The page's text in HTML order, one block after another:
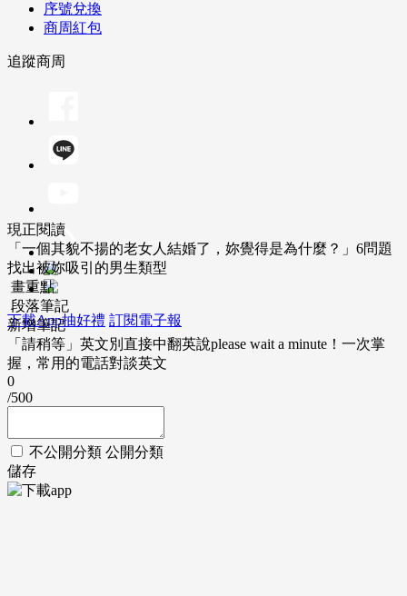
序號兌換
商周紅包
追蹤商周
下載App抽好禮 訂閱電子報
現正閱讀
「一個其貌不揚的老女人結婚了，妳覺得是為什麼？」6問題
找出被妳吸引的男生類型
畫重點
段落筆記
新增筆記
「請稍等」英文別直接中翻英說please wait a minute！一次掌
握，常用的電話對談英文
0
/500
不公開分類 公開分類
儲存